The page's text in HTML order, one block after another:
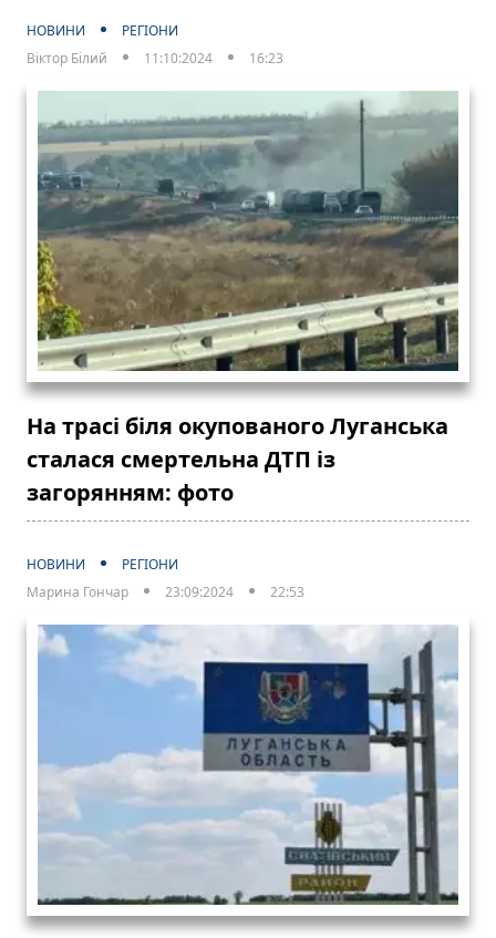
НОВИНИ
РЕГІОНИ
Віктор Білий
11:10:2024 16:23
На трасі біля окупованого Луганська
сталася смертельна ДТП із
загорянням: фото
НОВИНИ
РЕГІОНИ
Марина Гончар
23:09:2024 22:53